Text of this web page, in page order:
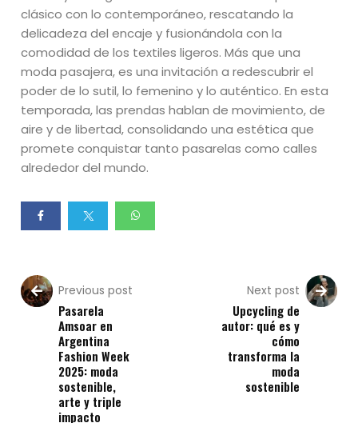
clásico con lo contemporáneo, rescatando la
delicadeza del encaje y fusionándola con la
comodidad de los textiles ligeros. Más que una
moda pasajera, es una invitación a redescubrir el
poder de lo sutil, lo femenino y lo auténtico. En esta
temporada, las prendas hablan de movimiento, de
aire y de libertad, consolidando una estética que
promete conquistar tanto pasarelas como calles
alrededor del mundo.
Previous post
Pasarela
Amsoar en
Argentina
Fashion Week
2025: moda
sostenible,
arte y triple
impacto
Next post
Upcycling de
autor: qué es y
cómo
transforma la
moda
sostenible